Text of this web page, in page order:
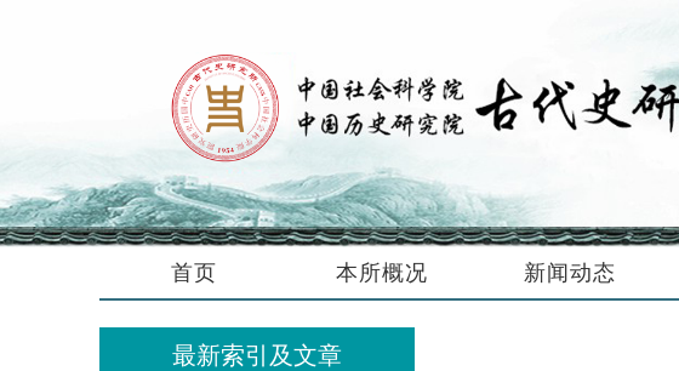
首页 本所概况 新闻动态
最新索引及文章